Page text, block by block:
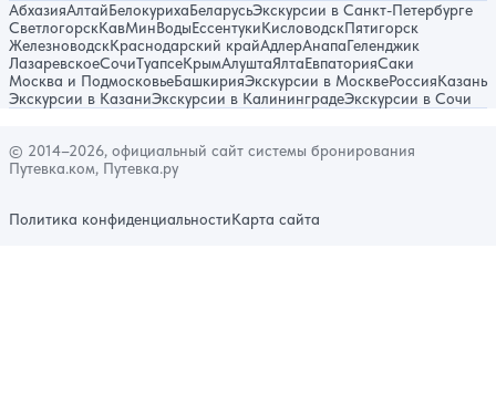
АбхазияАлтайБелокурихаБеларусьЭкскурсии в Санкт-Петербурге
СветлогорскКавМинВодыЕссентукиКисловодскПятигорск
ЖелезноводскКраснодарский крайАдлерАнапаГеленджик
ЛазаревскоеСочиТуапсеКрымАлуштаЯлтаЕвпаторияСаки
Москва и ПодмосковьеБашкирияЭкскурсии в МосквеРоссияКазань
Экскурсии в КазаниЭкскурсии в КалининградеЭкскурсии в Сочи
© 2014–2026, официальный сайт системы бронирования
Путевка.ком, Путевка.ру
Политика конфиденциальностиКарта сайта